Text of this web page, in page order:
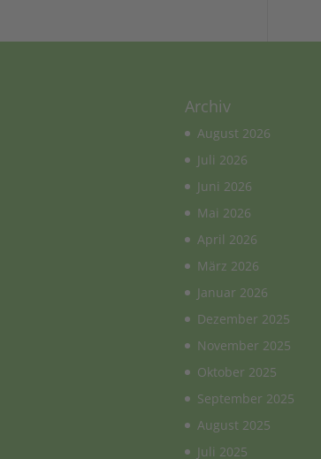
Archiv
August 2026
Juli 2026
Juni 2026
Mai 2026
April 2026
März 2026
Januar 2026
Dezember 2025
November 2025
Oktober 2025
September 2025
August 2025
Juli 2025